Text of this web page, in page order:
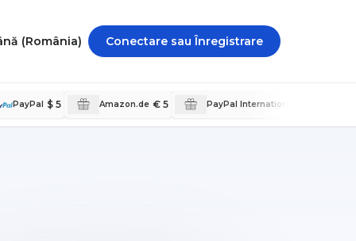
Română (România) Conectare sau Înregistrare
PayPal $ 5 Amazon.de € 5 PayPal International